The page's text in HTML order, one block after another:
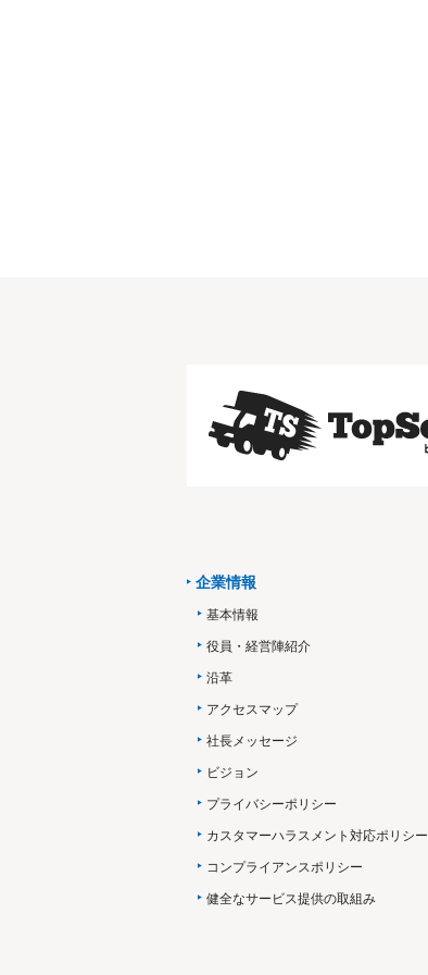
企業情報
基本情報
役員・経営陣紹介
沿革
アクセスマップ
社長メッセージ
ビジョン
プライバシーポリシー
カスタマーハラスメント対応ポリシー
コンプライアンスポリシー
健全なサービス提供の取組み